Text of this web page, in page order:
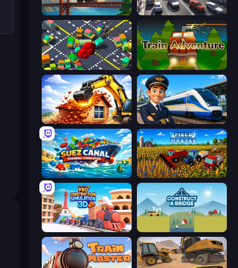
Bridge Builder Traffic Loop
Slightly Annoying Traffic Train Adventure
City Constructor Idle Train Empire Tycoon
Suez Canal Training Simulator Field Master
Pro Construction: Simulation 3D Construct a Bridge